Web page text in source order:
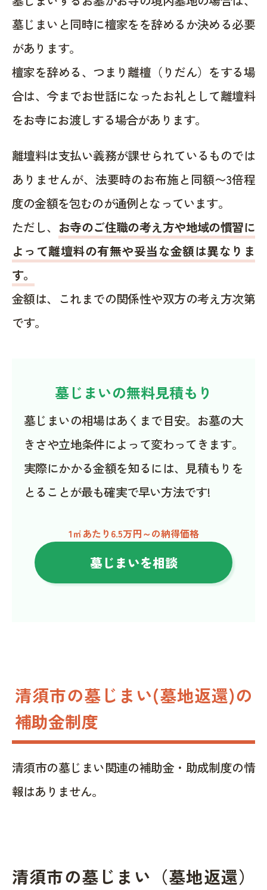
墓じまいと同時に檀家をを辞めるか決める必要
があります。
檀家を辞める、つまり離檀（りだん）をする場
合は、今までお世話になったお礼として離壇料
をお寺にお渡しする場合があります。
離壇料は支払い義務が課せられているものでは
ありませんが、法要時のお布施と同額〜3倍程
度の金額を包むのが通例となっています。
ただし、 お寺のご住職の考え方や地域の慣習に
よって離壇料の有無や妥当な金額は異なりま
す。
金額は、これまでの関係性や双方の考え方次第
です。
墓じまいの無料見積もり
墓じまいの相場はあくまで目安。お墓の大
きさや立地条件によって変わってきます。
実際にかかる金額を知るには、見積もりを
とることが最も確実で早い方法です!
1㎡あたり6.5万円～の納得価格
墓じまいを相談
清須市の墓じまい(墓地返還)の
補助金制度
清須市の墓じまい関連の補助金・助成制度の情
報はありません。
清須市の墓じまい（墓地返還）